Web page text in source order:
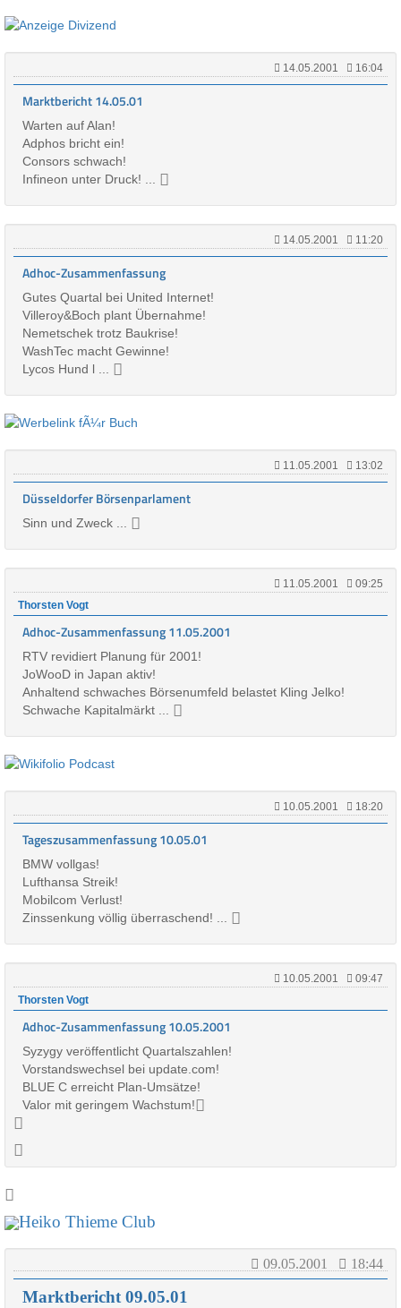
14.05.2001 16:04
Marktbericht 14.05.01
Warten auf Alan!
Adphos bricht ein!
Consors schwach!
Infineon unter Druck! ...
14.05.2001 11:20
Adhoc-Zusammenfassung
Gutes Quartal bei United Internet!
Villeroy&Boch plant Übernahme!
Nemetschek trotz Baukrise!
WashTec macht Gewinne!
Lycos Hund l ...
11.05.2001 13:02
Düsseldorfer Börsenparlament
Sinn und Zweck ...
11.05.2001
09:25
Thorsten Vogt
Adhoc-Zusammenfassung 11.05.2001
RTV revidiert Planung für 2001!
JoWooD in Japan aktiv!
Anhaltend schwaches Börsenumfeld belastet Kling Jelko!
Schwache Kapitalmärkt ...
10.05.2001 18:20
Tageszusammenfassung 10.05.01
BMW vollgas!
Lufthansa Streik!
Mobilcom Verlust!
Zinssenkung völlig überraschend! ...
10.05.2001
09:47
Thorsten Vogt
Adhoc-Zusammenfassung 10.05.2001
Syzygy veröffentlicht Quartalszahlen!
Vorstandswechsel bei update.com!
BLUE C erreicht Plan-Umsätze!
Valor mit geringem Wachstum!
09.05.2001 18:44
Marktbericht 09.05.01